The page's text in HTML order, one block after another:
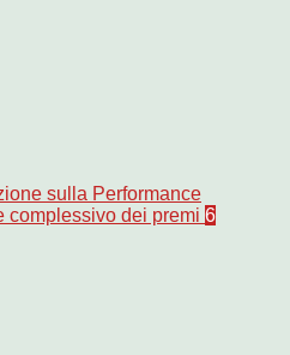
sulla Performance
complessivo dei premi 6